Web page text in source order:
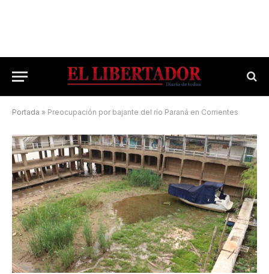
Portada » Preocupación por bajante del río Paraná en Corrientes